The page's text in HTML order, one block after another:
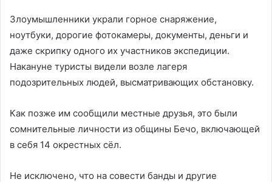
Злоумышленники украли горное снаряжение,
ноутбуки, дорогие фотокамеры, документы, деньги и
даже скрипку одного их участников экспедиции.
Накануне туристы видели возле лагеря
подозрительных людей, высматривающих обстановку.
Как позже им сообщили местные друзья, это были
сомнительные личности из общины Бечо, включающей
в себя 14 окрестных сёл.
Не исключено, что на совести банды и другие